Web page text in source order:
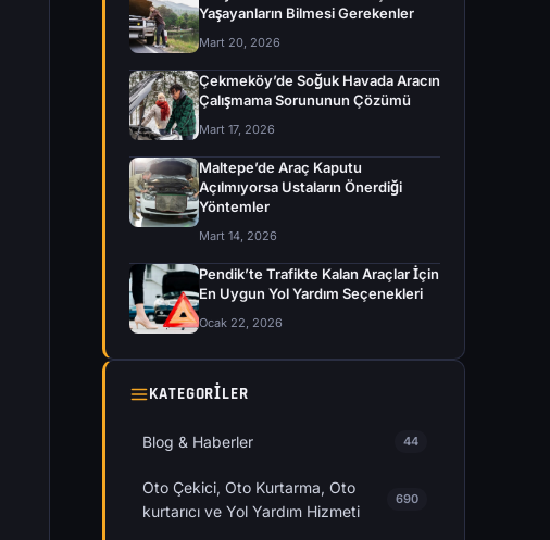
Yaşayanların Bilmesi Gerekenler
Mart 20, 2026
Çekmeköy’de Soğuk Havada Aracın
Çalışmama Sorununun Çözümü
Mart 17, 2026
Maltepe’de Araç Kaputu
Açılmıyorsa Ustaların Önerdiği
Yöntemler
Mart 14, 2026
Pendik’te Trafikte Kalan Araçlar İçin
En Uygun Yol Yardım Seçenekleri
Ocak 22, 2026
KATEGORILER
Blog & Haberler 44
Oto Çekici, Oto Kurtarma, Oto
kurtarıcı ve Yol Yardım Hizmeti
690